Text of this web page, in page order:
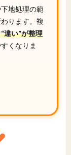
地処理の範
ります。複
違い”が整理
くなりま